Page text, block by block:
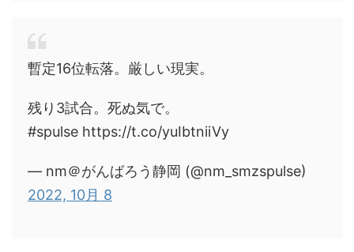
暫定16位転落。厳しい現実。
残り3試合。死ぬ気で。
#spulse https://t.co/yuIbtniiVy
— nm＠がんばろう静岡 (@nm_smzspulse)
2022, 10月 8